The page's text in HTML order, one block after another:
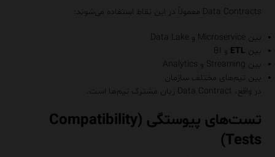
Data Contracts معمولاً در این نقاط استفاده می‌شوند:
بین Microservice و Data Lake
بین ETL و BI
بین Streaming و Analytics
بین تیم‌های مختلف سازمان
در واقع، Data Contract زبان مشترک تیم‌ها است.
تست‌های پیوستگی (Compatibility
Tests)